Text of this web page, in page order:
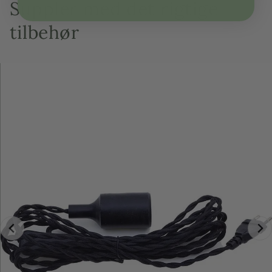
Suppler med det rigtige
tilbehør